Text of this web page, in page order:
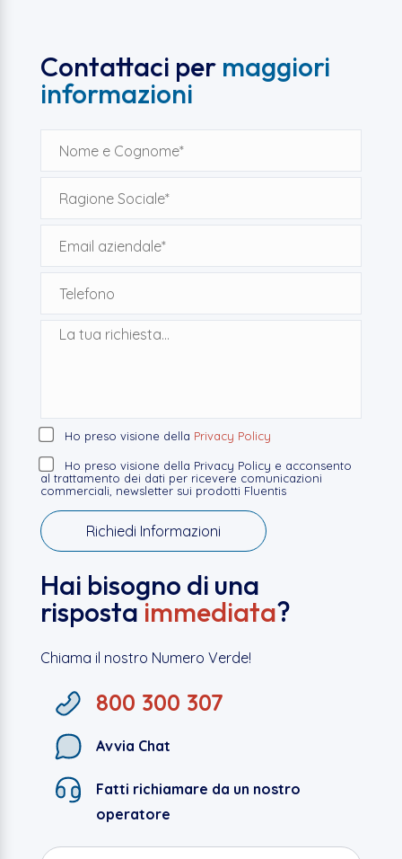
Contattaci per maggiori
informazioni
Ho preso visione della Privacy Policy
Ho preso visione della Privacy Policy e acconsento
al trattamento dei dati per ricevere comunicazioni
commerciali, newsletter sui prodotti Fluentis
Hai bisogno di una
rispostaimmediata?
Chiama il nostro Numero Verde!
800 300 307
Avvia Chat
Fatti richiamare da un nostro
operatore